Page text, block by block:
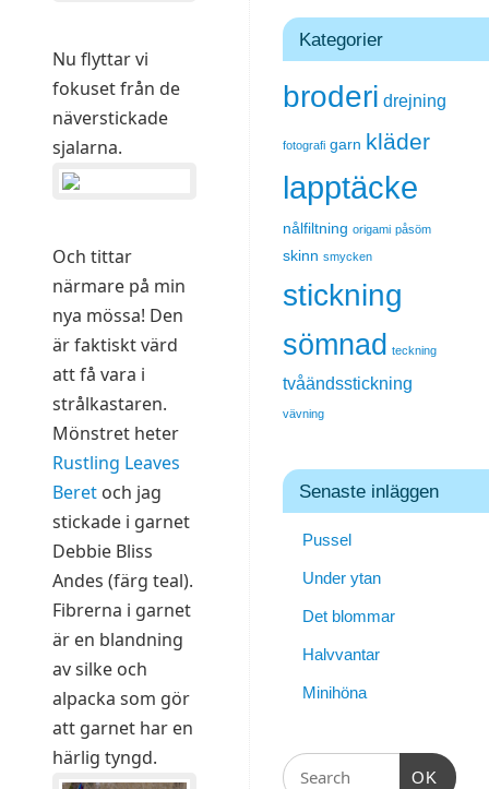
Nu flyttar vi
fokuset från de
näverstickade
sjalarna.
Och tittar
närmare på min
nya mössa! Den
är faktiskt värd
att få vara i
strålkastaren.
Mönstret heter
Rustling Leaves
Beret och jag
stickade i garnet
Debbie Bliss
Andes (färg teal).
Fibrerna i garnet
är en blandning
av silke och
alpacka som gör
att garnet har en
härlig tyngd.
Kategorier
broderi drejning
fotografi garn kläder
lapptäcke
nålfiltning origami påsöm
skinn smycken
stickning
sömnad teckning
tvåändsstickning
vävning
Senaste inläggen
Pussel
Under ytan
Det blommar
Halvvantar
Minihöna
OK